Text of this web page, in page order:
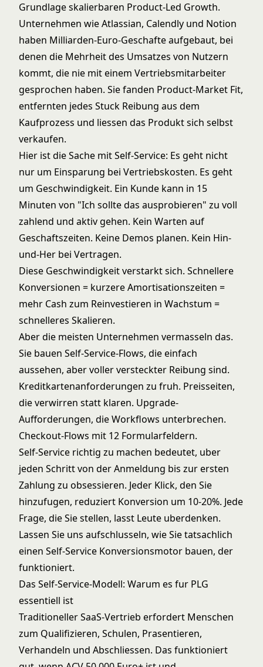
Grundlage skalierbaren Product-Led Growth.
Unternehmen wie Atlassian, Calendly und Notion
haben Milliarden-Euro-Geschafte aufgebaut, bei
denen die Mehrheit des Umsatzes von Nutzern
kommt, die nie mit einem Vertriebsmitarbeiter
gesprochen haben. Sie fanden Product-Market Fit,
entfernten jedes Stuck Reibung aus dem
Kaufprozess und liessen das Produkt sich selbst
verkaufen.
Hier ist die Sache mit Self-Service: Es geht nicht
nur um Einsparung bei Vertriebskosten. Es geht
um Geschwindigkeit. Ein Kunde kann in 15
Minuten von "Ich sollte das ausprobieren" zu voll
zahlend und aktiv gehen. Kein Warten auf
Geschaftszeiten. Keine Demos planen. Kein Hin-
und-Her bei Vertragen.
Diese Geschwindigkeit verstarkt sich. Schnellere
Konversionen = kurzere Amortisationszeiten =
mehr Cash zum Reinvestieren in Wachstum =
schnelleres Skalieren.
Aber die meisten Unternehmen vermasseln das.
Sie bauen Self-Service-Flows, die einfach
aussehen, aber voller versteckter Reibung sind.
Kreditkartenanforderungen zu fruh. Preisseiten,
die verwirren statt klaren. Upgrade-
Aufforderungen, die Workflows unterbrechen.
Checkout-Flows mit 12 Formularfeldern.
Self-Service richtig zu machen bedeutet, uber
jeden Schritt von der Anmeldung bis zur ersten
Zahlung zu obsessieren. Jeder Klick, den Sie
hinzufugen, reduziert Konversion um 10-20%. Jede
Frage, die Sie stellen, lasst Leute uberdenken.
Lassen Sie uns aufschlusseln, wie Sie tatsachlich
einen Self-Service Konversionsmotor bauen, der
funktioniert.
Das Self-Service-Modell: Warum es fur PLG
essentiell ist
Traditioneller SaaS-Vertrieb erfordert Menschen
zum Qualifizieren, Schulen, Prasentieren,
Verhandeln und Abschliessen. Das funktioniert